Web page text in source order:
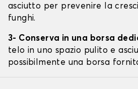
asciutto per prevenire la
funghi.
3- Conserva in una borsa
telo in uno spazio pulito e
possibilmente una borsa